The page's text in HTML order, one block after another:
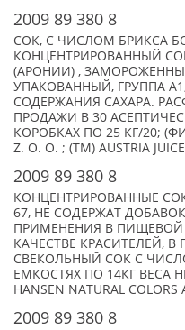
2009 89 380 8
СОК, С ЧИСЛОМ БРИКСА
КОНЦЕНТРИРОВАННЫЙ
(АРОНИИ) ,
УПАКОВАННЫЙ, ГРУППА
СОДЕРЖАНИЯ САХАРА.
ПРОДАЖИ В 30
КОРОБКАХ ПО 25 КГ/20;
Z. O. O. ; (TM) AUSTRIA JUICE
2009 89 380 8
КОНЦЕНТРИРОВАННЫЕ
67, НЕ СОДЕРЖАТ
ПРИМЕНЕНИЯ В
КАЧЕСТВЕ КРАСИТЕЛЕЙ,
СВЕКОЛЬНЫЙ СОК С
ЕМКОСТЯХ ПО 14КГ ВЕСА
HANSEN NATURAL COLORS
2009 89 380 8